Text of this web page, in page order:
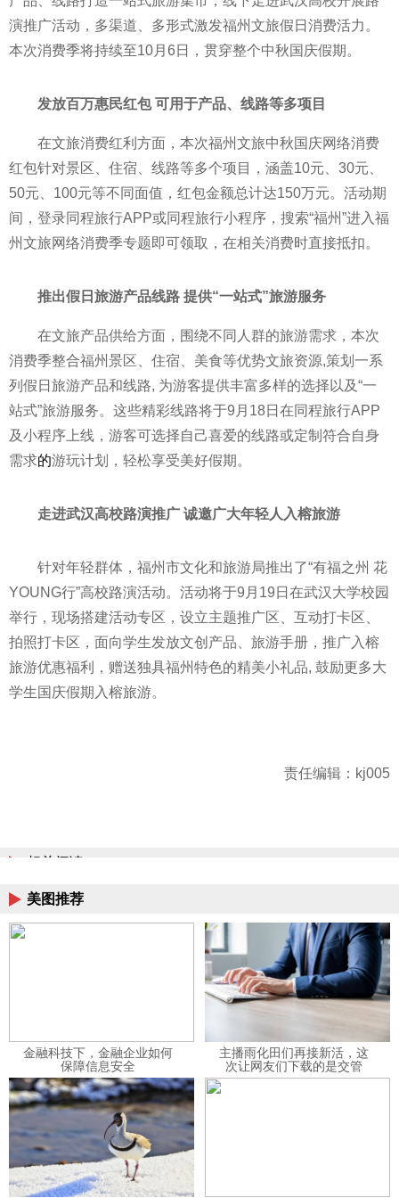
演推广活动，多渠道、多形式激发福州文旅假日消费活力。
本次消费季将持续至10月6日，贯穿整个中秋国庆假期。
发放百万惠民红包 可用于产品、线路等多项目
在文旅消费红利方面，本次福州文旅中秋国庆网络消费
红包针对景区、住宿、线路等多个项目，涵盖10元、30元、
50元、100元等不同面值，红包金额总计达150万元。活动期
间，登录同程旅行APP或同程旅行小程序，搜索“福州”进入福
州文旅网络消费季专题即可领取，在相关消费时直接抵扣。
推出假日旅游产品线路 提供“一站式”旅游服务
在文旅产品供给方面，围绕不同人群的旅游需求，本次
消费季整合福州景区、住宿、美食等优势文旅资源,策划一系
列假日旅游产品和线路, 为游客提供丰富多样的选择以及“一
站式”旅游服务。这些精彩线路将于9月18日在同程旅行APP
及小程序上线，游客可选择自己喜爱的线路或定制符合自身
需求的游玩计划，轻松享受美好假期。
走进武汉高校路演推广 诚邀广大年轻人入榕旅游
针对年轻群体，福州市文化和旅游局推出了“有福之州 花
YOUNG行”高校路演活动。活动将于9月19日在武汉大学校园
举行，现场搭建活动专区，设立主题推广区、互动打卡区、
拍照打卡区，面向学生发放文创产品、旅游手册，推广入榕
旅游优惠福利，赠送独具福州特色的精美小礼品, 鼓励更多大
学生国庆假期入榕旅游。
责任编辑：kj005
相关阅读
美图推荐
金融科技下，金融企业如何
保障信息安全
主播雨化田们再接新活，这
次让网友们下载的是交管
12123APP